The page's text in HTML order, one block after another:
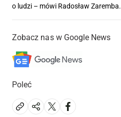
o ludzi – mówi Radosław Zaremba.
Zobacz nas w Google News
Poleć